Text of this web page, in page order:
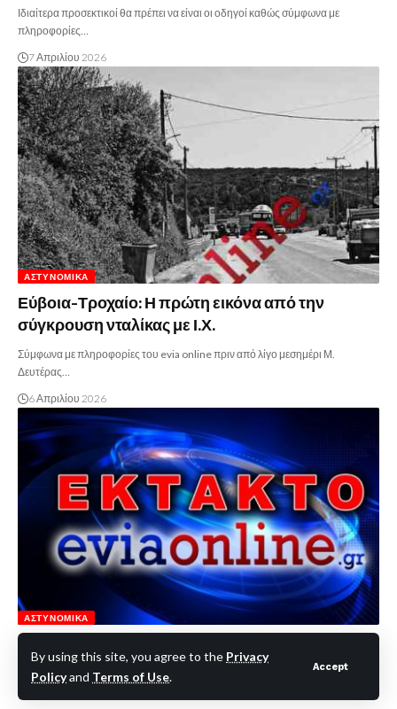
By using this site, you agree to the Privacy
Policyand Terms of Use.
Accept
Ιδιαίτερα προσεκτικοί θα πρέπει να είναι οι οδηγοί καθώς σύμφωνα με
πληροφορίες…
7 Απριλίου 2026
ΑΣΤΥΝΟΜΙΚΆ
Εύβοια-Τροχαίο: Η πρώτη εικόνα από την
σύγκρουση νταλίκας με Ι.Χ.
Σύμφωνα με πληροφορίες του evia online πριν από λίγο μεσημέρι Μ.
Δευτέρας…
6 Απριλίου 2026
ΑΣΤΥΝΟΜΙΚΆ
Σύμφωνα με πληροφορίες του evia online πριν από λίγο μεσημέρι Μ.